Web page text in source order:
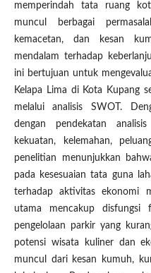
memperindah tata ruang
muncul berbagai
kemacetan, dan kesan
mendalam terhadap
ini bertujuan untuk
Kelapa Lima di Kota Kupang
melalui analisis SWOT.
dengan pendekatan
kekuatan, kelemahan,
penelitian menunjukkan
pada kesesuaian tata guna
terhadap aktivitas ekonomi
utama mencakup disfungsi
pengelolaan parkir yang
potensi wisata kuliner dan
muncul dari kesan kumuh,